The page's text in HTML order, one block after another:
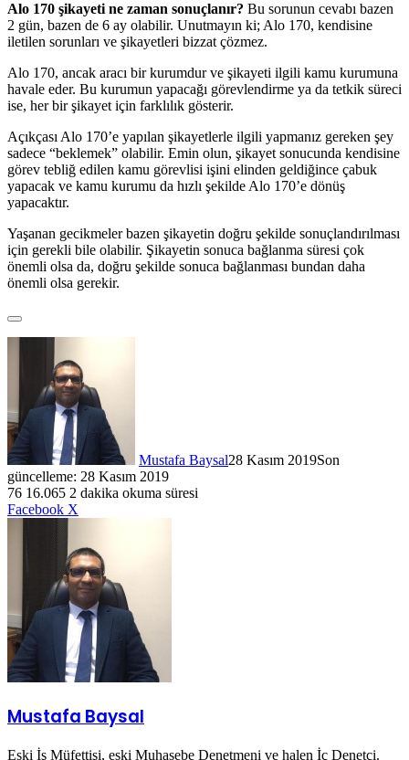
Alo 170 şikayeti ne zaman sonuçlanır? Bu sorunun cevabı bazen
2 gün, bazen de 6 ay olabilir. Unutmayın ki; Alo 170, kendisine
iletilen sorunları ve şikayetleri bizzat çözmez.
Alo 170, ancak aracı bir kurumdur ve şikayeti ilgili kamu kurumuna
havale eder. Bu kurumun yapacağı görevlendirme ya da tetkik süreci
ise, her bir şikayet için farklılık gösterir.
Açıkçası Alo 170’e yapılan şikayetlerle ilgili yapmanız gereken şey
sadece “beklemek” olabilir. Emin olun, şikayet sonucunda kendisine
görev tebliğ edilen kamu görevlisi işini elinden geldiğince çabuk
yapacak ve kamu kurumu da hızlı şekilde Alo 170’e dönüş
yapacaktır.
Yaşanan gecikmeler bazen şikayetin doğru şekilde sonuçlandırılması
için gerekli bile olabilir. Şikayetin sonuca bağlanma süresi çok
önemli olsa da, doğru şekilde sonuca bağlanması bundan daha
önemli olsa gerekir.
Mustafa Baysal28 Kasım 2019Son
güncelleme: 28 Kasım 2019
76 16.065 2 dakika okuma süresi
Facebook X
paylaş
Mustafa Baysal
Eski İş Müfettişi, eski Muhasebe Denetmeni ve halen İç Denetçi.